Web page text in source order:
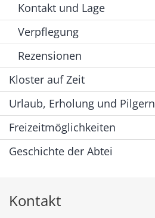
Kontakt und Lage
Verpflegung
Rezensionen
Kloster auf Zeit
Urlaub, Erholung und Pilgern
Freizeitmöglichkeiten
Geschichte der Abtei
Kontakt